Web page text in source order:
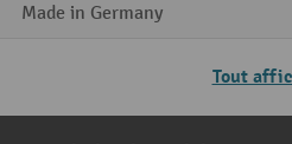
Made in Germany
Tout